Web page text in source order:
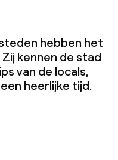
hebben het
kennen de stad
van de locals,
heerlijke tijd.